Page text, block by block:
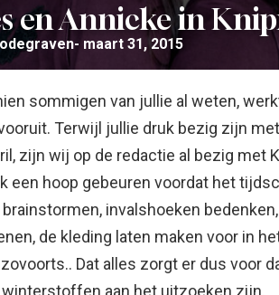
en Annicke in
maart 31, 2015
sommigen van jullie al weten,
Terwijl jullie druk bezig zijn
zijn wij op de redactie al bezig met
een hoop gebeuren voordat het
invalshoeken
de kleding laten maken voor in
Dat alles zorgt er dus voor
aan het uitzoeken zijn.